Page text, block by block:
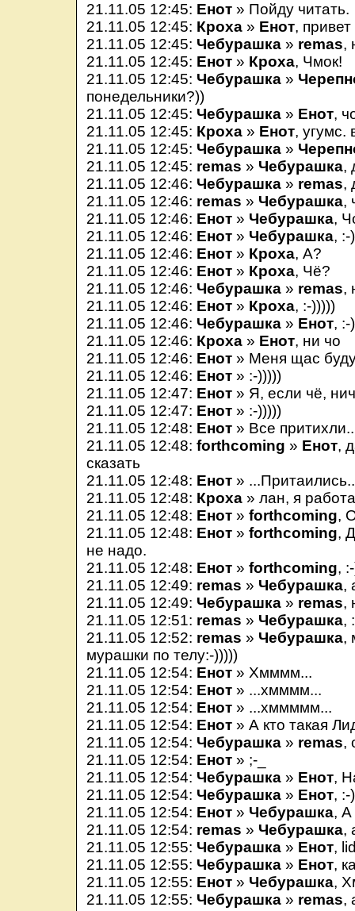
21.11.05 12:45: Енот » Пойду читать.
21.11.05 12:45: Кроха » Енот, привет
21.11.05 12:45: Чебурашка » remas,
21.11.05 12:45: Енот » Кроха, Чмок!
21.11.05 12:45: Чебурашка »
понедельники?))
21.11.05 12:45: Чебурашка » Енот,
21.11.05 12:45: Кроха » Енот, угумс.
21.11.05 12:45: Чебурашка »
21.11.05 12:45: remas » Чебурашка,
21.11.05 12:46: Чебурашка » remas,
21.11.05 12:46: remas » Чебурашка,
21.11.05 12:46: Енот » Чебурашка,
21.11.05 12:46: Енот » Чебурашка, :-
21.11.05 12:46: Енот » Кроха, А?
21.11.05 12:46: Енот » Кроха, Чё?
21.11.05 12:46: Чебурашка » remas,
21.11.05 12:46: Енот » Кроха, :-)))))
21.11.05 12:46: Чебурашка » Енот, :-
21.11.05 12:46: Кроха » Енот, ни чо
21.11.05 12:46: Енот » Меня щас
21.11.05 12:46: Енот » :-)))))
21.11.05 12:47: Енот » Я, если чё,
21.11.05 12:47: Енот » :-)))))
21.11.05 12:48: Енот » Все
21.11.05 12:48: forthcoming » Енот,
сказать
21.11.05 12:48: Енот »
21.11.05 12:48: Кроха » лан, я
21.11.05 12:48: Енот » forthcoming,
21.11.05 12:48: Енот » forthcoming,
не надо.
21.11.05 12:48: Енот » forthcoming,
21.11.05 12:49: remas » Чебурашка,
21.11.05 12:49: Чебурашка » remas,
21.11.05 12:51: remas » Чебурашка,
21.11.05 12:52: remas » Чебурашка,
мурашки по телу:-)))))
21.11.05 12:54: Енот » Хмммм...
21.11.05 12:54: Енот » ...хмммм...
21.11.05 12:54: Енот » ...хммммм...
21.11.05 12:54: Енот » А кто такая
21.11.05 12:54: Чебурашка » remas,
21.11.05 12:54: Енот » ;-_
21.11.05 12:54: Чебурашка » Енот,
21.11.05 12:54: Чебурашка » Енот, :-
21.11.05 12:54: Енот » Чебурашка, А
21.11.05 12:54: remas » Чебурашка,
21.11.05 12:55: Чебурашка » Енот,
21.11.05 12:55: Чебурашка » Енот,
21.11.05 12:55: Енот » Чебурашка,
21.11.05 12:55: Чебурашка » remas,